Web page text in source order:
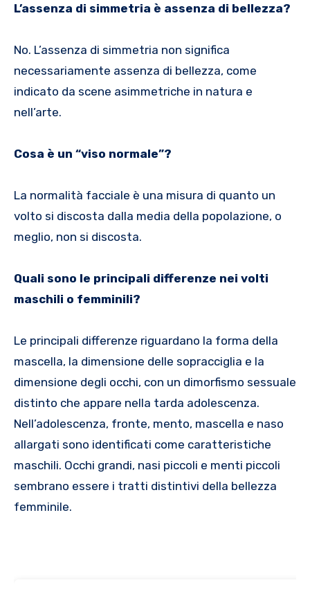
L’assenza di simmetria è assenza di bellezza?
No. L’assenza di simmetria non significa
necessariamente assenza di bellezza, come
indicato da scene asimmetriche in natura e
nell’arte.
Cosa è un “viso normale”?
La normalità facciale è una misura di quanto un
volto si discosta dalla media della popolazione, o
meglio, non si discosta.
Quali sono le principali differenze nei volti
maschili o femminili?
Le principali differenze riguardano la forma della
mascella, la dimensione delle sopracciglia e la
dimensione degli occhi, con un dimorfismo sessuale
distinto che appare nella tarda adolescenza.
Nell’adolescenza, fronte, mento, mascella e naso
allargati sono identificati come caratteristiche
maschili. Occhi grandi, nasi piccoli e menti piccoli
sembrano essere i tratti distintivi della bellezza
femminile.